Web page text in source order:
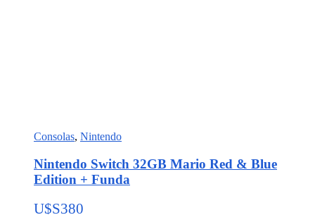
Consolas, Nintendo
Nintendo Switch 32GB Mario Red & Blue
Edition + Funda
U$S380